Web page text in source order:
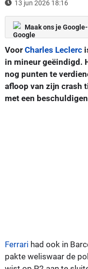
13 jun 2026 18:16
Maak ons je
Voor Charles Leclerc
in mineur geëindigd.
nog punten te
afloop van zijn crash
met een
Ferrari had ook in
pakte weliswaar de